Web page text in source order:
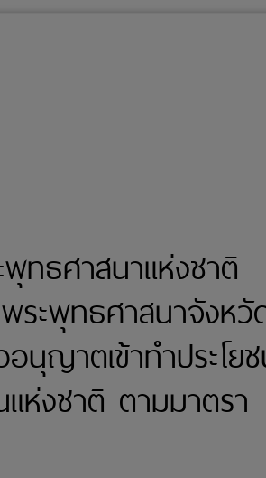
ทธศาสนาแห่งชาติ
ระพุทธศาสนาจังหวั
อนุญาตเข้าทำประโย
แห่งชาติ ตามมาตรา